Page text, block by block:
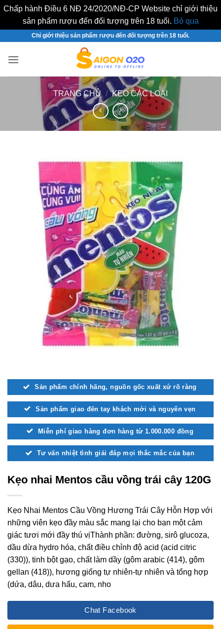
Chấp hành Điều 6 NĐ 24/2020/NĐ-CP Website chỉ giới thiệu
sản phẩm rượu đến đối tượng trên 18 tuổi. Bỏ qua
nội
Chỉ giới thiệu sản phẩm rượu đến đối tượng trên 18 tuổi.
TRANG CHỦ / KẸO CÁC LOẠI
Sản phẩm chính hãng, nguồn gốc xuất xứ rõ ràng
Sản phẩm giao đến tay khách mới và nguyên vẹn
Miễn phí giao hàng đơn hàng từ 1.000.000 đồng
Tư vấn nhiệt tình giải đáp mọi thắc mắc của bạn
Kẹo nhai Mentos cầu vồng trái cây 120G
Kẹo Nhai Mentos Cầu Vồng Hương Trái Cây Hỗn Hợp với
những viên kẹo đầy màu sắc mang lại cho bạn một cảm
giác tươi mới đầy thú vịThành phần: đường, sirô glucoza,
dầu dừa hydro hóa, chất điều chỉnh độ acid (acid citric
(330)), tinh bột gạo, chất làm dầy (gôm arabic (414), gôm
gellan (418)), hương giống tự nhiên-tự nhiên và tổng hợp
(dứa, dâu, dưa hấu, cam, nho
Chat Facebook